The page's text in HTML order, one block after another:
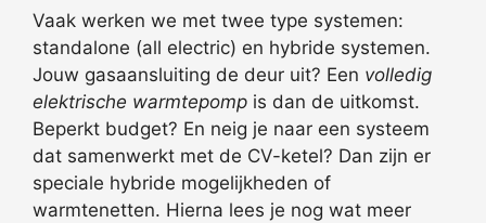
Vaak werken we met twee type systemen:
standalone (all electric) en hybride systemen.
Jouw gasaansluiting de deur uit? Een volledig
elektrische warmtepomp is dan de uitkomst.
Beperkt budget? En neig je naar een systeem
dat samenwerkt met de CV-ketel? Dan zijn er
speciale hybride mogelijkheden of
warmtenetten. Hierna lees je nog wat meer